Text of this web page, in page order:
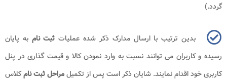
گردد.)
بدین ترتیب با ارسال مدارک ذکر شده عملیاتثبت نام به پایان
رسیده و کاربران می توانند نسبت به وارد نمودن کالا و قیمت گذاری در پنل
کاربری خود اقدام نمایند. شایان ذکر است پس از تکمیلمراحل ثبت نامکلاس